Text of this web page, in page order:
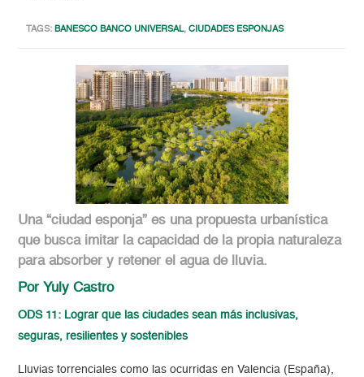
TAGS:BANESCO BANCO UNIVERSAL,CIUDADES ESPONJAS
Una “ciudad esponja” es una propuesta urbanística
que busca imitar la capacidad de la propia naturaleza
para absorber y retener el agua de lluvia.
Por Yuly Castro
ODS 11: Lograr que las ciudades sean más inclusivas,
seguras, resilientes y sostenibles
Lluvias torrenciales como las ocurridas en Valencia (España),